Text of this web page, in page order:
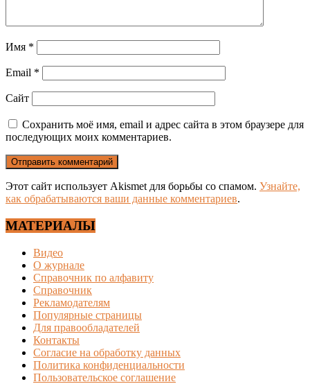
Имя *
Email *
Сайт
Сохранить моё имя, email и адрес сайта в этом браузере для
последующих моих комментариев.
Этот сайт использует Akismet для борьбы со спамом. Узнайте,
как обрабатываются ваши данные комментариев.
МАТЕРИАЛЫ
Видео
О журнале
Справочник по алфавиту
Справочник
Рекламодателям
Популярные страницы
Для правообладателей
Контакты
Согласие на обработку данных
Политика конфиденциальности
Пользовательское соглашение